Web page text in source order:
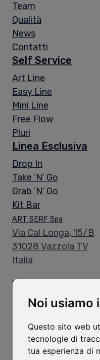
Noi usiamo
Questo sito web
tecnologie di
tua esperienza di
Team
Qualità
News
Contatti
Self Service
Art Line
Easy Line
Mini Line
Free Flow
Pluri
Linea Esclusiva
Drop In
Take ‘N’ Go
Grab ‘N’ Go
Kit Bar
ART SERF Spa
Via Cal Longa, 15/B
31028 Vazzola TV
Italia
Orari di Apertura
Orari Uffici:
Lun - Ven: 8.00-
Orari Magazzino:
Lun - Ven: 8.00-